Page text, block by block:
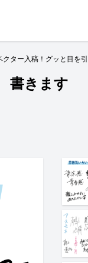
クター入稿！グッと目を
書きます